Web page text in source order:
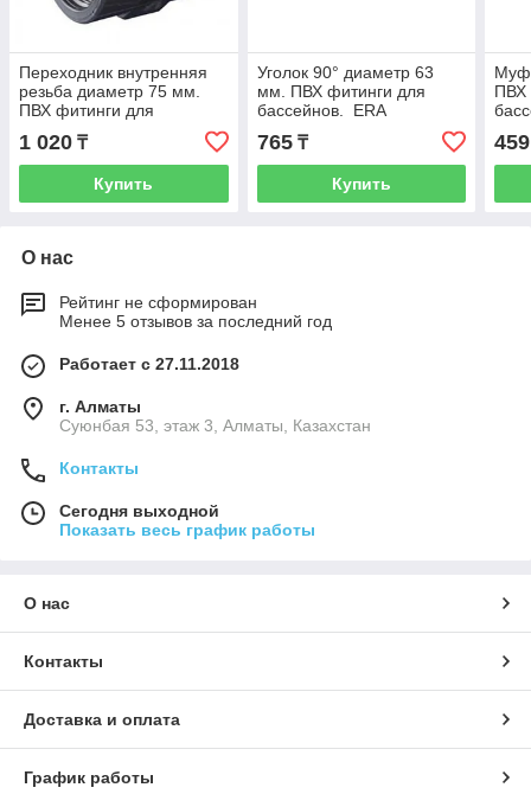
Переходник внутренняя
резьба диаметр 75 мм.
ПВХ фитинги для
бассейнов. ERA
1 020 ₸
Купить
Уголок 90° диаметр 63
мм. ПВХ фитинги для
бассейнов. ERA
765₸
Купить
ПВХ
459
О нас
Рейтинг не сформирован
Менее 5 отзывов за последний год
Работает с 27.11.2018
г. Алматы
Суюнбая 53, этаж 3, Алматы, Казахстан
Контакты
Сегодня выходной
Показать весь график работы
О нас
Контакты
Доставка и оплата
График работы